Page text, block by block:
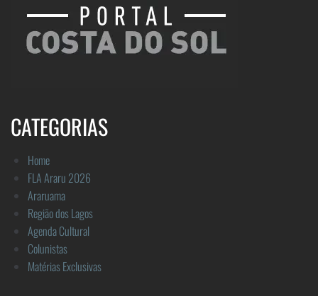
CATEGORIAS
Home
FLA Araru 2026
Araruama
Região dos Lagos
Agenda Cultural
Colunistas
Matérias Exclusivas